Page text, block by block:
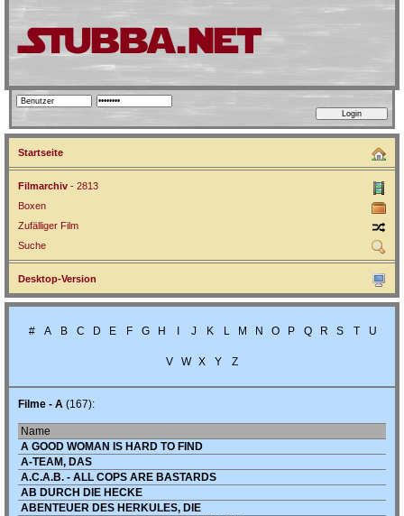
Startseite
Filmarchiv - 2813
Boxen
Zufälliger Film
Suche
Desktop-Version
# A B C D E F G H J K L M N O P Q R S T U
V W X Y Z
Filme - A (167):
Name
A GOOD WOMAN IS HARD TO FIND
A-TEAM, DAS
A.C.A.B. - ALL COPS ARE BASTARDS
AB DURCH DIE HECKE
ABENTEUER DES HERKULES, DIE